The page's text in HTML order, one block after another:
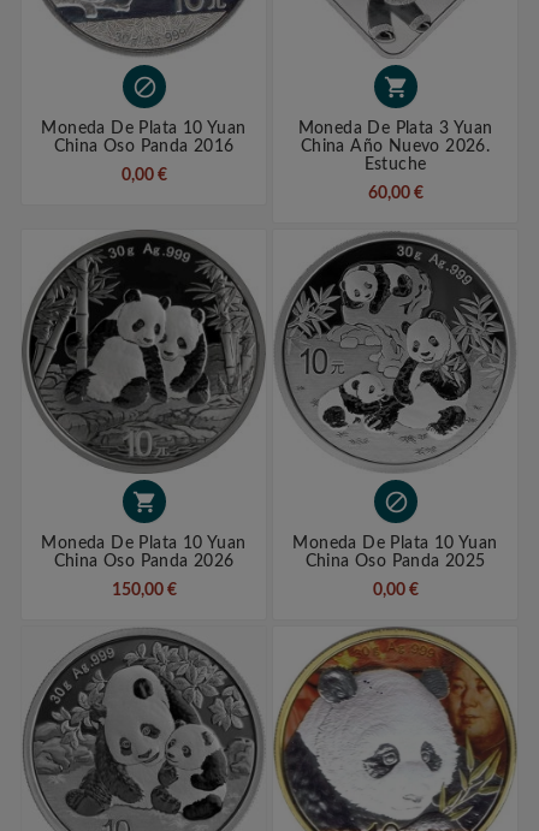

Moneda De Plata 10 Yuan
China Oso Panda 2016
0,00 €

Moneda De Plata 3 Yuan
China Año Nuevo 2026.
Estuche
60,00 €

Moneda De Plata 10 Yuan
China Oso Panda 2026
150,00 €

Moneda De Plata 10 Yuan
China Oso Panda 2025
0,00 €